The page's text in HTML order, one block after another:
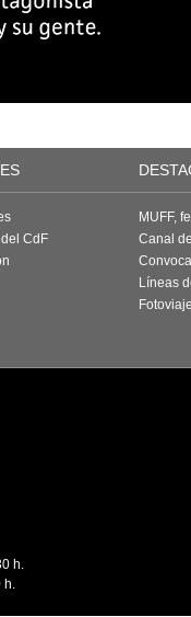
CdF
MUFF,
Canal
Líneas
h.
h.